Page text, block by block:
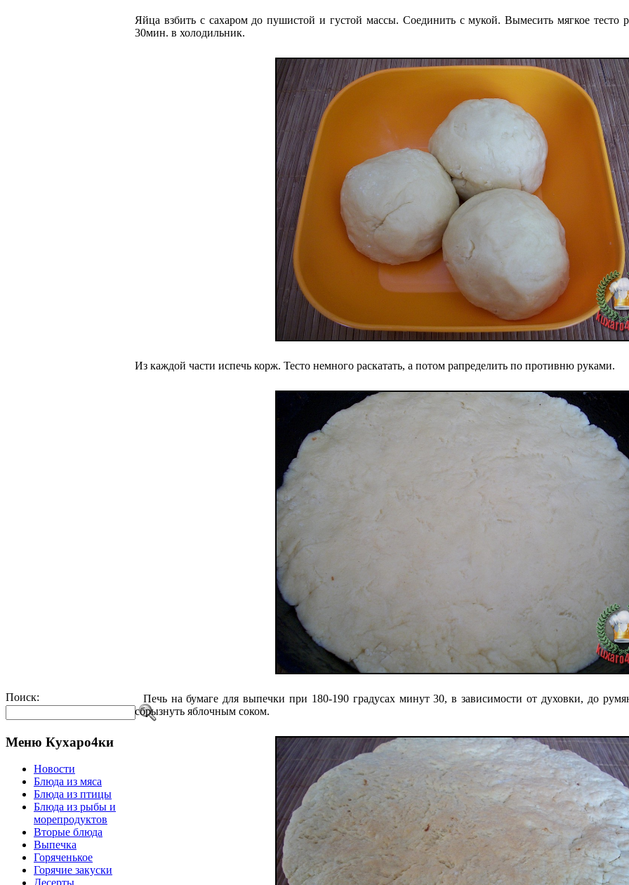
Поиск:
Меню Кухаро4ки
Новости
Блюда из мяса
Блюда из птицы
Блюда из рыбы и
морепродуктов
Вторые блюда
Выпечка
Горяченькое
Горячие закуски
Яйца взбить с сахаром до пушистой и густой массы. Соединить с мукой. Вымесить мягкое тесто
30мин. в холодильник.
Из каждой части испечь корж. Тесто немного раскатать, а потом рапределить по противню руками.
Печь на бумаге для выпечки при 180-190 градусах минут 30, в зависимости от духовки, до
сбрызнуть яблочным соком.